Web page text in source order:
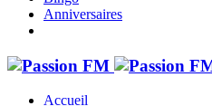
Anniversaires
Accueil